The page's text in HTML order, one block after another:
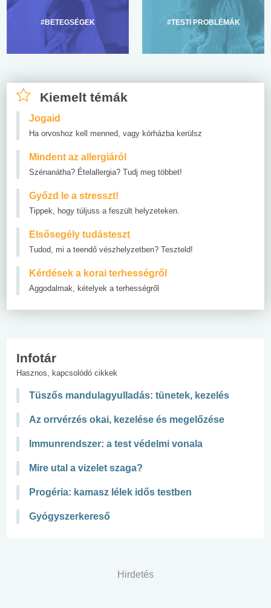
#BETEGSÉGEK #TESTI PROBLÉMÁK
Kiemelt témák
Jogaid
Ha orvoshoz kell menned, vagy kórházba kerülsz
Mindent az allergiáról
Szénanátha? Ételallergia? Tudj meg többet!
Győzd le a stresszt!
Tippek, hogy túljuss a feszült helyzeteken.
Elsősegély tudásteszt
Tudod, mi a teendő vészhelyzetben? Teszteld!
Kérdések a korai terhességről
Aggodalmak, kételyek a terhességről
Infotár
Hasznos, kapcsolódó cikkek
Tüszős mandulagyulladás: tünetek, kezelés
Az orrvérzés okai, kezelése és megelőzése
Immunrendszer: a test védelmi vonala
Mire utal a vizelet szaga?
Progéria: kamasz lélek idős testben
Gyógyszerkereső
Hirdetés